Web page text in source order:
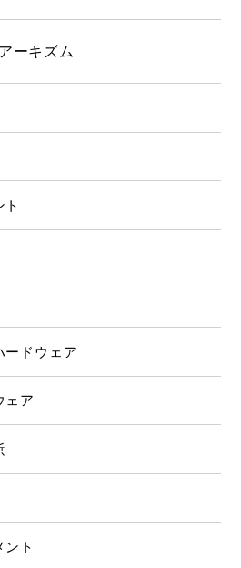
ーキズム
ト
ードウェア
ェア
ト